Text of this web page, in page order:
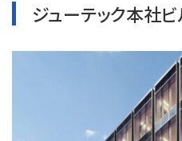
ジューテック本社ビ